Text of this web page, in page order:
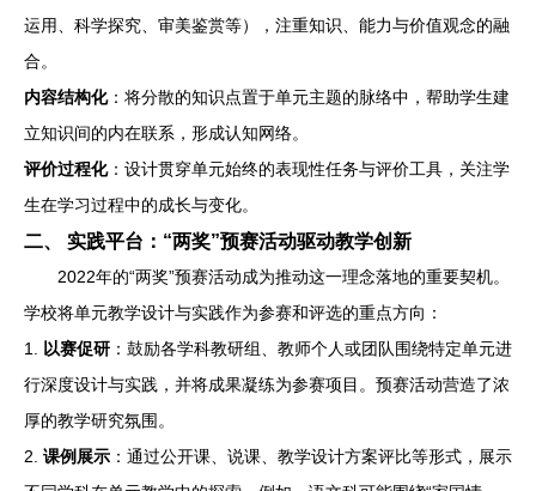
运用、科学探究、审美鉴赏等），注重知识、能力与价值观念的融
合。
内容结构化：将分散的知识点置于单元主题的脉络中，帮助学生建
立知识间的内在联系，形成认知网络。
评价过程化：设计贯穿单元始终的表现性任务与评价工具，关注学
生在学习过程中的成长与变化。
二、 实践平台：“两奖”预赛活动驱动教学创新
2022年的“两奖”预赛活动成为推动这一理念落地的重要契机。
学校将单元教学设计与实践作为参赛和评选的重点方向：
1.
以赛促研 ：鼓励各学科教研组、教师个人或团队围绕特定单元进
行深度设计与实践，并将成果凝练为参赛项目。预赛活动营造了浓
厚的教学研究氛围。
2. 课例展示 ：通过公开课、说课、教学设计方案评比等形式，展示